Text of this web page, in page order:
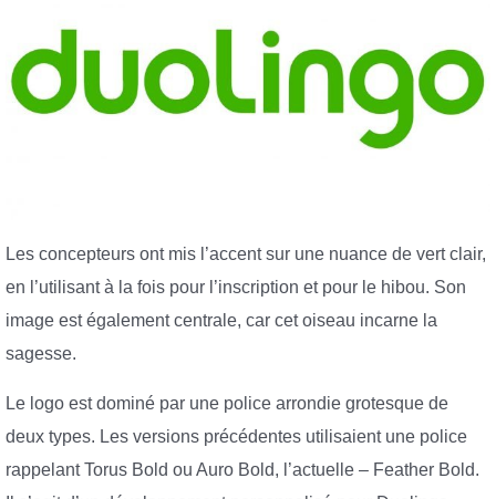
Les concepteurs ont mis l’accent sur une nuance de vert clair,
en l’utilisant à la fois pour l’inscription et pour le hibou. Son
image est également centrale, car cet oiseau incarne la
sagesse.
Le logo est dominé par une police arrondie grotesque de
deux types. Les versions précédentes utilisaient une police
rappelant Torus Bold ou Auro Bold, l’actuelle – Feather Bold.